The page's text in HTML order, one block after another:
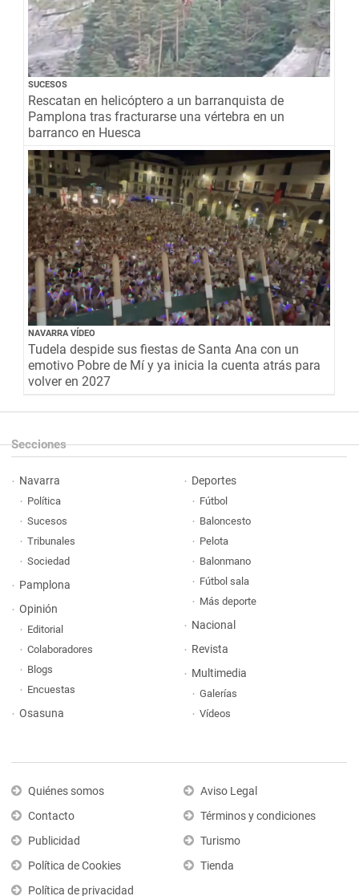
SUCESOS
Rescatan en helicóptero a un barranquista de
Pamplona tras fracturarse una vértebra en un
barranco en Huesca
NAVARRA VÍDEO
Tudela despide sus fiestas de Santa Ana con un
emotivo Pobre de Mí y ya inicia la cuenta atrás para
volver en 2027
Secciones
Navarra
Política
Sucesos
Tribunales
Sociedad
Pamplona
Opinión
Editorial
Colaboradores
Blogs
Encuestas
Osasuna
Deportes
Fútbol
Baloncesto
Pelota
Balonmano
Fútbol sala
Más deporte
Nacional
Revista
Multimedia
Galerías
Vídeos
Quiénes somos
Contacto
Publicidad
Política de Cookies
Política de privacidad
Aviso Legal
Términos y condiciones
Turismo
Tienda